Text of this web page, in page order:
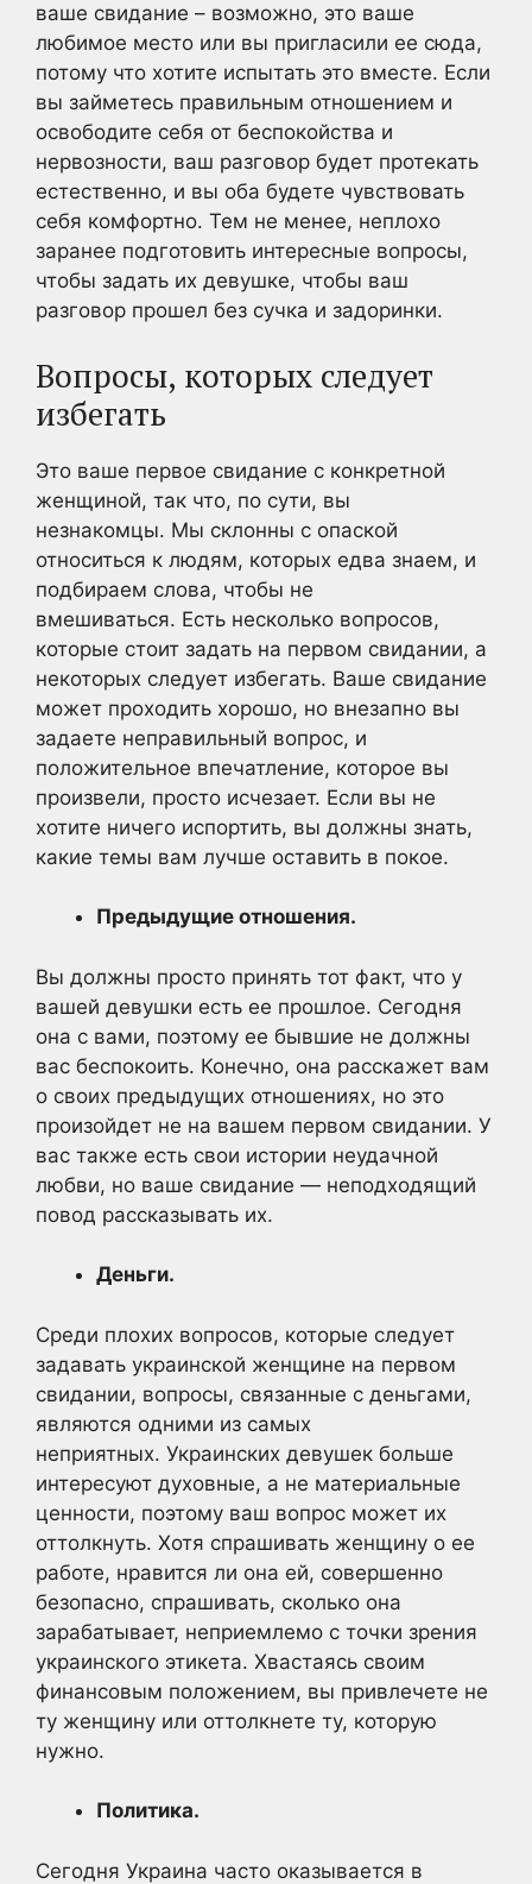
ваше свидание – возможно, это ваше
любимое место или вы пригласили ее сюда,
потому что хотите испытать это вместе. Если
вы займетесь правильным отношением и
освободите себя от беспокойства и
нервозности, ваш разговор будет протекать
естественно, и вы оба будете чувствовать
себя комфортно. Тем не менее, неплохо
заранее подготовить интересные вопросы,
чтобы задать их девушке, чтобы ваш
разговор прошел без сучка и задоринки.
Вопросы, которых следует
избегать
Это ваше первое свидание с конкретной
женщиной, так что, по сути, вы
незнакомцы. Мы склонны с опаской
относиться к людям, которых едва знаем, и
подбираем слова, чтобы не
вмешиваться. Есть несколько вопросов,
которые стоит задать на первом свидании, а
некоторых следует избегать. Ваше свидание
может проходить хорошо, но внезапно вы
задаете неправильный вопрос, и
положительное впечатление, которое вы
произвели, просто исчезает. Если вы не
хотите ничего испортить, вы должны знать,
какие темы вам лучше оставить в покое.
Предыдущие отношения.
Вы должны просто принять тот факт, что у
вашей девушки есть ее прошлое. Сегодня
она с вами, поэтому ее бывшие не должны
вас беспокоить. Конечно, она расскажет вам
о своих предыдущих отношениях, но это
произойдет не на вашем первом свидании. У
вас также есть свои истории неудачной
любви, но ваше свидание — неподходящий
повод рассказывать их.
Деньги.
Среди плохих вопросов, которые следует
задавать украинской женщине на первом
свидании, вопросы, связанные с деньгами,
являются одними из самых
неприятных. Украинских девушек больше
интересуют духовные, а не материальные
ценности, поэтому ваш вопрос может их
оттолкнуть. Хотя спрашивать женщину о ее
работе, нравится ли она ей, совершенно
безопасно, спрашивать, сколько она
зарабатывает, неприемлемо с точки зрения
украинского этикета. Хвастаясь своим
финансовым положением, вы привлечете не
ту женщину или оттолкнете ту, которую
нужно.
Политика.
Сегодня Украина часто оказывается в